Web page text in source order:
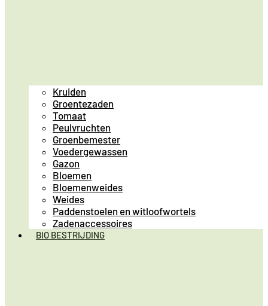
Kruiden
Groentezaden
Tomaat
Peulvruchten
Groenbemester
Voedergewassen
Gazon
Bloemen
Bloemenweides
Weides
Paddenstoelen en witloofwortels
Zadenaccessoires
BIO BESTRIJDING